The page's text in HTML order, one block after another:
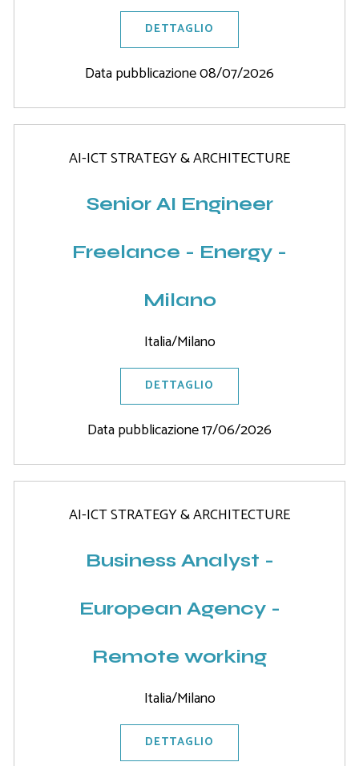
DETTAGLIO
Data pubblicazione 08/07/2026
AI-ICT STRATEGY & ARCHITECTURE
Senior AI Engineer
Freelance - Energy -
Milano
Italia/Milano
DETTAGLIO
Data pubblicazione 17/06/2026
AI-ICT STRATEGY & ARCHITECTURE
Business Analyst -
European Agency -
Remote working
Italia/Milano
DETTAGLIO